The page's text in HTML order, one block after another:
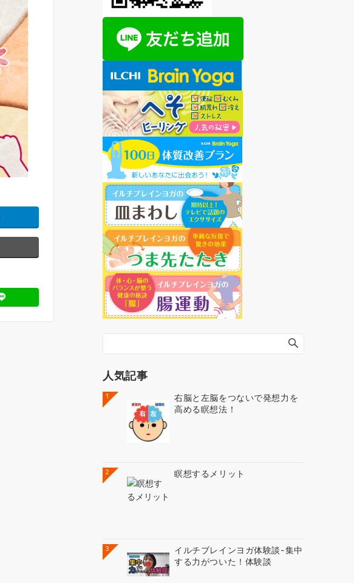
人気記事
1
右脳と左脳をつないで発想力を
高める瞑想法！
2 瞑想するメリット
3
イルチブレインヨガ体験談-集中
する力がついた！体験談